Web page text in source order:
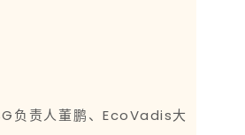
负责人董鹏、EcoVadis大